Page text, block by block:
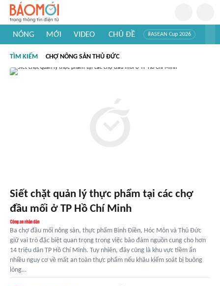
NÓNG MỚI VIDEO CHỦ ĐỀ #ASEAN Cup 2026
#Khám phá thế giới
TÌM KIẾM CHỢ NÔNG SẢN THỦ ĐỨC
Siết chặt quản lý thực phẩm tại các chợ
đầu mối ở TP Hồ Chí Minh
Ba chợ đầu mối nông sản, thực phẩm Bình Điền, Hóc Môn và Thủ Đức
giữ vai trò đặc biệt quan trọng trong việc bảo đảm nguồn cung cho hơn
14 triệu dân TP Hồ Chí Minh. Tuy nhiên, đây cũng là khu vực tiềm ẩn
nhiều nguy cơ về mất an toàn thực phẩm nếu khâu kiểm soát bị buông
lỏng…